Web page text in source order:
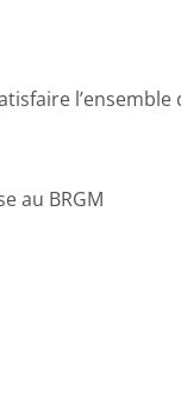
l’ensemble
au BRGM